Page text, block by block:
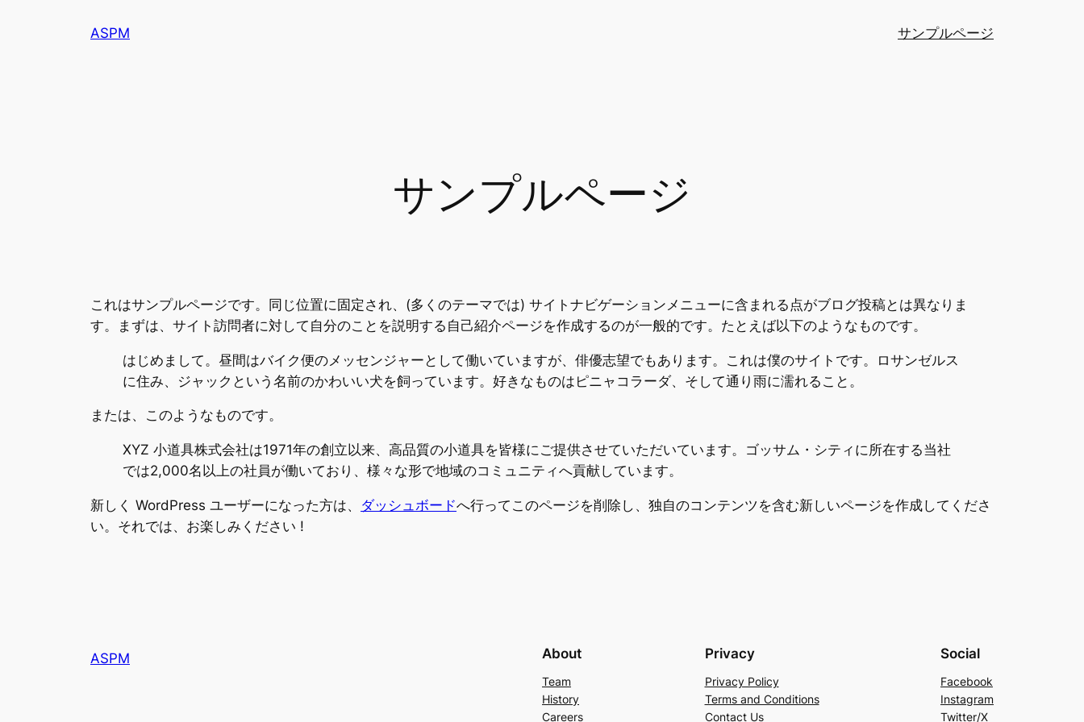
ASPM サンプルページ
サンプルページ
これはサンプルページです。同じ位置に固定され、(多くのテーマでは) サイトナビゲーションメニューに含まれる点がブログ投稿とは異なりま
す。まずは、サイト訪問者に対して自分のことを説明する自己紹介ページを作成するのが一般的です。たとえば以下のようなものです。
はじめまして。昼間はバイク便のメッセンジャーとして働いていますが、俳優志望でもあります。これは僕のサイトです。ロサンゼルス
に住み、ジャックという名前のかわいい犬を飼っています。好きなものはピニャコラーダ、そして通り雨に濡れること。
または、このようなものです。
XYZ 小道具株式会社は1971年の創立以来、高品質の小道具を皆様にご提供させていただいています。ゴッサム・シティに所在する当社
では2,000名以上の社員が働いており、様々な形で地域のコミュニティへ貢献しています。
新しく WordPress ユーザーになった方は、 ダッシュボードへ行ってこのページを削除し、独自のコンテンツを含む新しいページを作成してくださ
い。それでは、お楽しみください !
ASPM About
Team
History
Careers
Privacy
Privacy Policy
Terms and Conditions
Contact Us
Social
Facebook
Instagram
Twitter/X